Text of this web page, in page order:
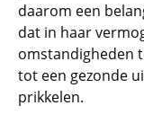
daarom een
dat in haar
omstandigheden
tot een gezonde
prikkelen.